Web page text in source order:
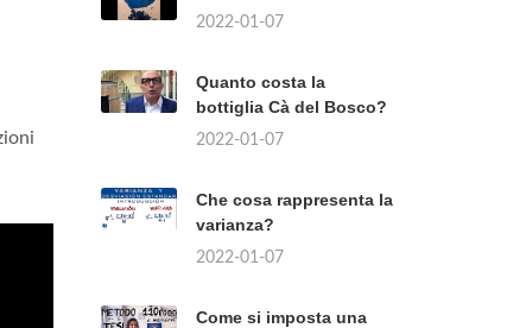
2022-01-07
Quanto costa la
bottiglia Cà del Bosco?
2022-01-07
Che cosa rappresenta la
varianza?
2022-01-07
Come si imposta una